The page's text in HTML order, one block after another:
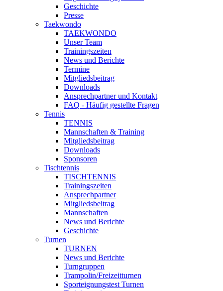
Geschichte
Presse
Taekwondo
TAEKWONDO
Unser Team
Trainingszeiten
News und Berichte
Termine
Mitgliedsbeitrag
Downloads
Ansprechpartner und Kontakt
FAQ - Häufig gestellte Fragen
Tennis
TENNIS
Mannschaften & Training
Mitgliedsbeitrag
Downloads
Sponsoren
Tischtennis
TISCHTENNIS
Trainingszeiten
Ansprechpartner
Mitgliedsbeitrag
Mannschaften
News und Berichte
Geschichte
Turnen
TURNEN
News und Berichte
Turngruppen
Trampolin/Freizeitturnen
Sporteignungstest Turnen